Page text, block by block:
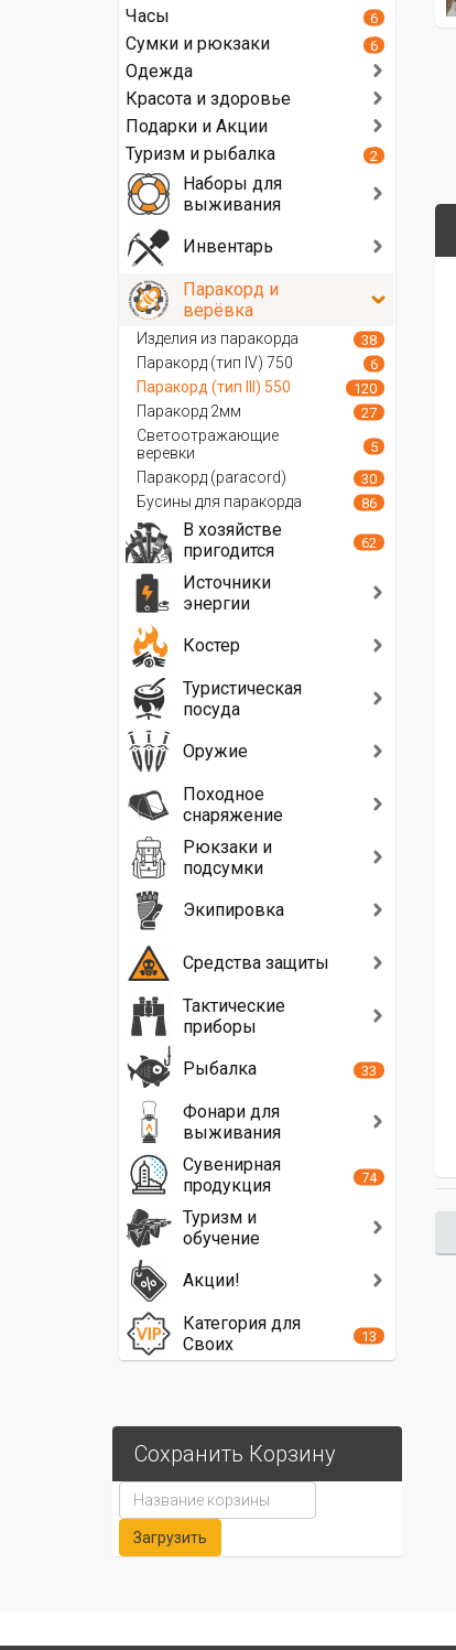
Часы 6
Сумки и рюкзаки 6
Одежда
Красота и здоровье
Подарки и Акции
Туризм и рыбалка
2
Наборы для
выживания
Инвентарь
Паракорд и
верёвка
Изделия из паракорда 38
Паракорд (тип IV) 750 6
Паракорд (тип III) 550 120
Паракорд 2мм 27
Светоотражающие
веревки
5
Паракорд (paracord) 30
Бусины для паракорда 86
В хозяйстве
пригодится
62
Источники
энергии
Костер
Туристическая
посуда
Оружие
Походное
снаряжение
Рюкзаки и
подсумки
Экипировка
Средства защиты
Тактические
приборы
Рыбалка
33
Фонари для
выживания
Сувенирная
продукция
74
Туризм и
обучение
Акции!
Категория для
Своих
13
Сохранить Корзину